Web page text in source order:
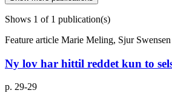
Shows 1 of 1 publication(s)
Feature article Marie Meling, Sjur
Ny lov har hittil reddet kun to
p. 29-29